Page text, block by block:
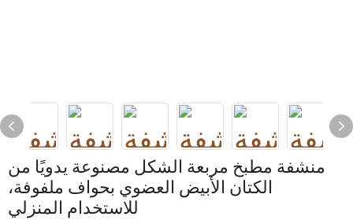
منشفة مطبخ مربعة الشكل مصنوعة يدويًا من
الكتان الأبيض العضوي بحواف ملفوفة،
للاستخدام المنزلي